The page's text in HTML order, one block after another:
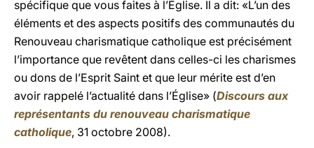
spécifique que vous faites à l’Église. Il a dit: «L’un des
éléments et des aspects positifs des communautés du
Renouveau charismatique catholique est précisément
l’importance que revêtent dans celles-ci les charismes
ou dons de l’Esprit Saint et que leur mérite est d’en
avoir rappelé l’actualité dans l’Église» (Discours aux
représentants du renouveau charismatique
catholique, 31 octobre 2008).